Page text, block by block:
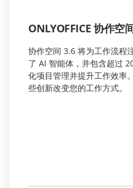
ONLYOFFICE 协作空
协作空间 3.6 将为工作流程
了 AI 智能体，并包含超过
化项目管理并提升工作效率
些创新改变您的工作方式。